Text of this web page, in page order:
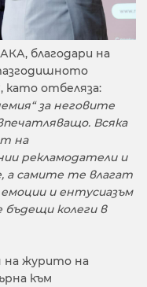
благодари на
като отбеляза:
за неговите
Всяка
на
рекламодатели и
а самите те влагат
и ентусиазъм
колеги в
на журито на
към